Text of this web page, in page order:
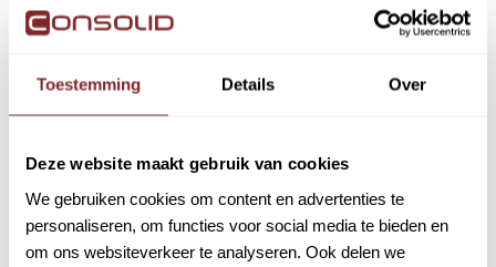
Toestemming Details Over
Deze website maakt gebruik van cookies
We gebruiken cookies om content en advertenties te
personaliseren, om functies voor social media te bieden en
om ons websiteverkeer te analyseren. Ook delen we
verder te ontwikkelen binnen een sector die blijft
Stap aan boord en bouw aan
je toekomst
Wil jij het verschil maken op de weg én in het leven van
anderen? Dan is een baan als buschauffeur bij U-OV
precies wat bij jou past.